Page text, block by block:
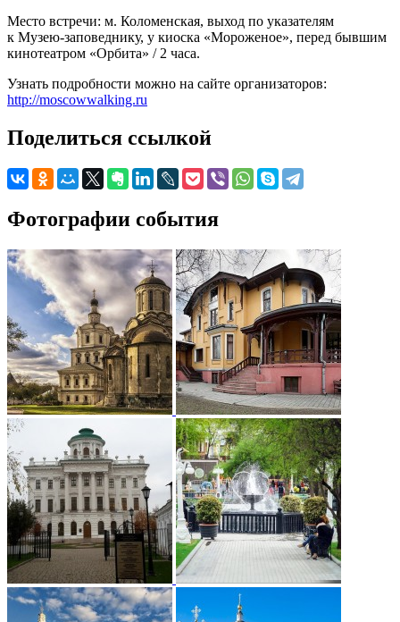
Место встречи: м. Коломенская, выход по указателям
к Музею-заповеднику, у киоска «Мороженое», перед бывшим
кинотеатром «Орбита» / 2 часа.
Узнать подробности можно на сайте организаторов:
http://moscowwalking.ru
Поделиться ссылкой
Фотографии события